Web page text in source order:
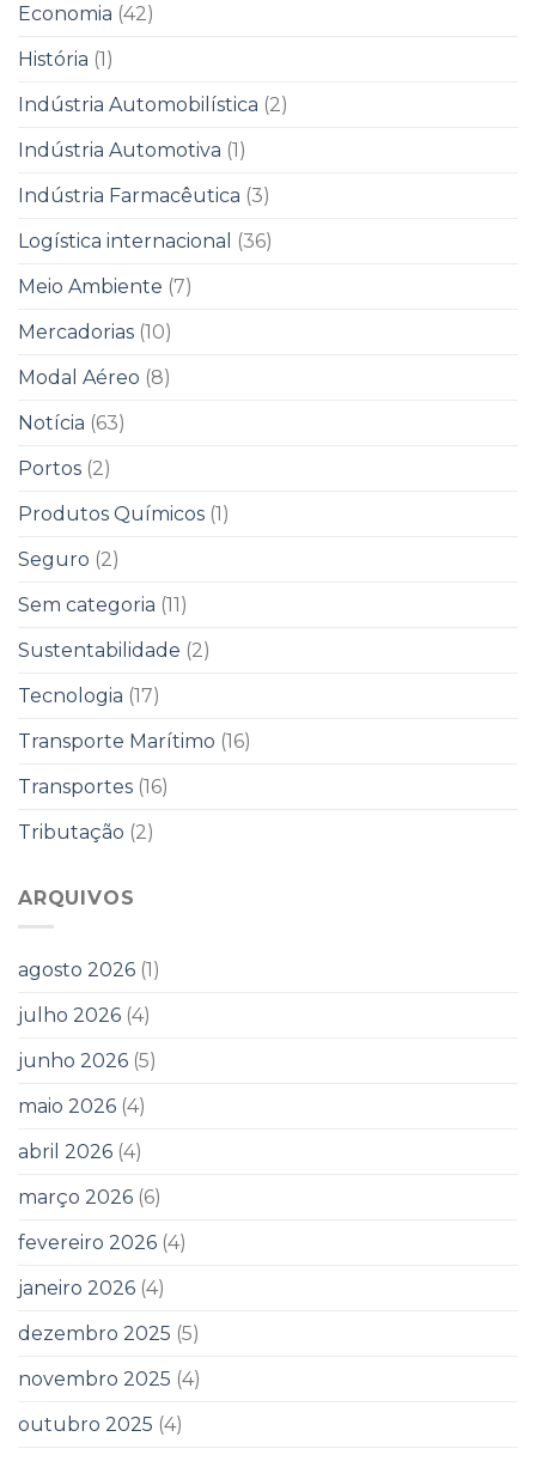
Economia (42)
História (1)
Indústria Automobilística (2)
Indústria Automotiva (1)
Indústria Farmacêutica (3)
Logística internacional
(36)
Meio Ambiente (7)
Mercadorias (10)
Modal Aéreo (8)
Notícia (63)
Portos (2)
Produtos Químicos (1)
Seguro (2)
Sem categoria (11)
Sustentabilidade (2)
Tecnologia (17)
Transporte Marítimo (16)
Transportes (16)
Tributação (2)
ARQUIVOS
agosto 2026 (1)
julho 2026 (4)
junho 2026 (5)
maio 2026 (4)
abril 2026 (4)
março 2026 (6)
fevereiro 2026 (4)
janeiro 2026 (4)
dezembro 2025 (5)
novembro 2025 (4)
outubro 2025 (4)